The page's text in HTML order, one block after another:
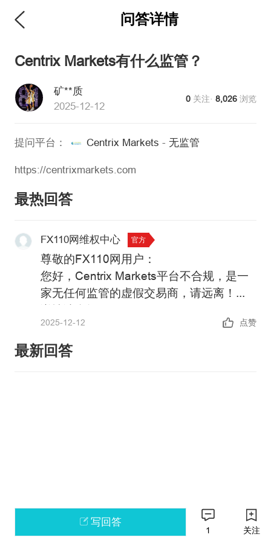
问答详情
Centrix Markets有什么监管？
矿**质
2025-12-12
0 关注·8,026 浏览
提问平台： Centrix Markets - 无监管
https://centrixmarkets.com
最热回答
FX110网维权中心 官方
尊敬的FX110网用户：
您好， Centrix Markets平台不合规，是一
家无任何监管的虚假交易商，请远离！
https://xujia.fx110.com/falsebroker/details/
政策警告：中国未批准任何机构在境内开
展外汇保证金业务，凡未经批准的机构擅
2025-12-12 点赞
最新回答
写回答
1 关注